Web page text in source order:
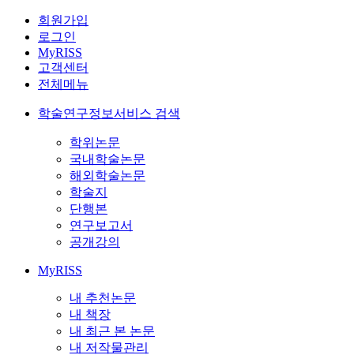
회원가입
로그인
MyRISS
고객센터
전체메뉴
학술연구정보서비스 검색
학위논문
국내학술논문
해외학술논문
학술지
단행본
연구보고서
공개강의
MyRISS
내 추천논문
내 책장
내 최근 본 논문
내 저작물관리